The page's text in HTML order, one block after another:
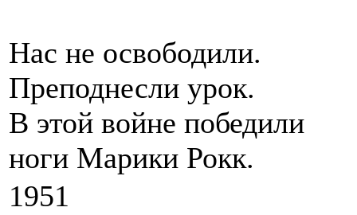
Нас не освободили.
Преподнесли урок.
В этой войне победили
ноги Марики Рокк.
1951